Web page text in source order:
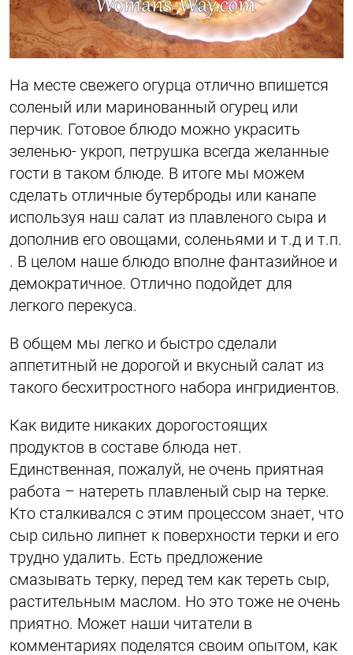
На месте свежего огурца отлично впишется
соленый или маринованный огурец или
перчик. Готовое блюдо можно украсить
зеленью- укроп, петрушка всегда желанные
гости в таком блюде. В итоге мы можем
сделать отличные бутерброды или канапе
используя наш салат из плавленого сыра и
дополнив его овощами, соленьями и т.д и т.п.
. В целом наше блюдо вполне фантазийное и
демократичное. Отлично подойдет для
легкого перекуса.
В общем мы легко и быстро сделали
аппетитный не дорогой и вкусный салат из
такого бесхитростного набора ингридиентов.
Как видите никаких дорогостоящих
продуктов в составе блюда нет.
Единственная, пожалуй, не очень приятная
работа – натереть плавленый сыр на терке.
Кто сталкивался с этим процессом знает, что
сыр сильно липнет к поверхности терки и его
трудно удалить. Есть предложение
смазывать терку, перед тем как тереть сыр,
растительным маслом. Но это тоже не очень
приятно. Может наши читатели в
комментариях поделятся своим опытом, как